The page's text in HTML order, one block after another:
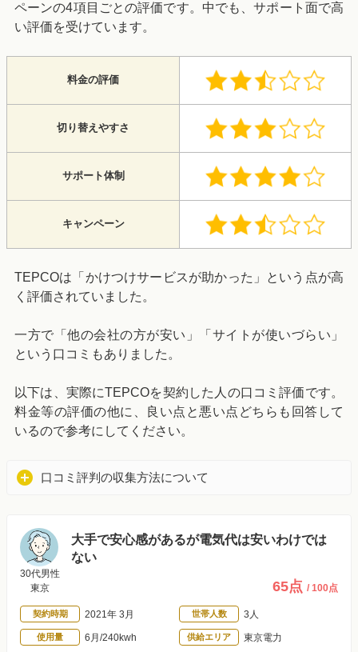
ペーンの4項目ごとの評価です。中でも、サポート面で高
い評価を受けています。
料金の評価
切り替えやすさ
サポート体制
キャンペーン
TEPCOは「かけつけサービスが助かった」という点が高
く評価されていました。
一方で「他の会社の方が安い」「サイトが使いづらい」
という口コミもありました。
以下は、実際にTEPCOを契約した人の口コミ評価です。
料金等の評価の他に、良い点と悪い点どちらも回答して
いるので参考にしてください。
口コミ評判の収集方法について
大手で安心感があるが電気代は安いわけでは
ない
30代男性
東京
65点 / 100点
契約時期 2021年 3月 世帯人数 3人
使用量 6月/240kwh 供給エリア 東京電力